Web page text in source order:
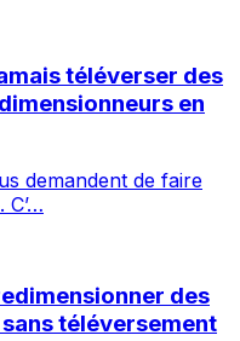
téléverser des
en
demandent de faire
C’…
des
téléversement